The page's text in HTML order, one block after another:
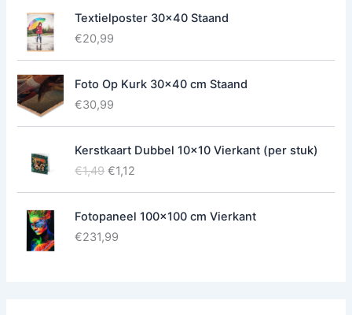
Textielposter 30x40 Staand
€20,99
Foto Op Kurk 30x40 cm Staand
€30,99
Kerstkaart Dubbel 10x10 Vierkant (per stuk)
€1,49O
s
p
€1,12
d
Fotopaneel 100x100 cm Vierkant
€231,99